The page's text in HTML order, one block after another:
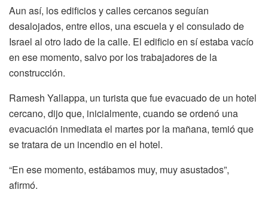
Aun así, los edificios y calles cercanos seguían
desalojados, entre ellos, una escuela y el consulado de
Israel al otro lado de la calle. El edificio en sí estaba vacío
en ese momento, salvo por los trabajadores de la
construcción.
Ramesh Yallappa, un turista que fue evacuado de un hotel
cercano, dijo que, inicialmente, cuando se ordenó una
evacuación inmediata el martes por la mañana, temió que
se tratara de un incendio en el hotel.
“En ese momento, estábamos muy, muy asustados”,
afirmó.